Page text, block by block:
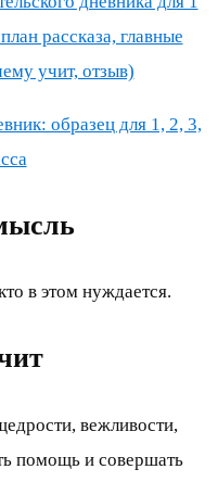
рассказа, главные
учит, отзыв)
образец для 1, 2, 3,
в этом нуждается.
вежливости,
помощь и совершать